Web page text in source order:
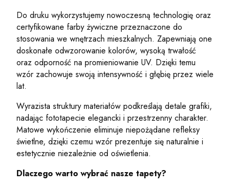
Do druku wykorzystujemy nowoczesną technologię oraz
certyfikowane farby żywiczne przeznaczone do
stosowania we wnętrzach mieszkalnych. Zapewniają one
doskonałe odwzorowanie kolorów, wysoką trwałość
oraz odporność na promieniowanie UV. Dzięki temu
wzór zachowuje swoją intensywność i głębię przez wiele
lat.
Wyrazista struktury materiałów podkreślają detale grafiki,
nadając fototapecie elegancki i przestrzenny charakter.
Matowe wykończenie eliminuje niepożądane refleksy
świetlne, dzięki czemu wzór prezentuje się naturalnie i
estetycznie niezależnie od oświetlenia.
Dlaczego warto wybrać nasze tapety?